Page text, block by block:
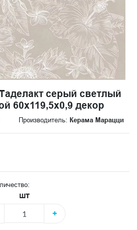
серый светлый
60x119,5x0,9 декор
Производитель: Керама Марацци
шт
+